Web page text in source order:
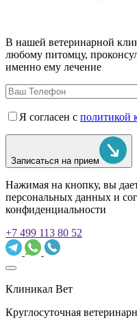
В нашей ветеринарной
любому питомцу,
именно ему лечение
Я согласен с политикой
Записаться на прием
Нажимая на кнопку, вы
персональных данных и
конфиденциальности
+7 499 113 80 52
Клиникал Вет
Круглосуточная